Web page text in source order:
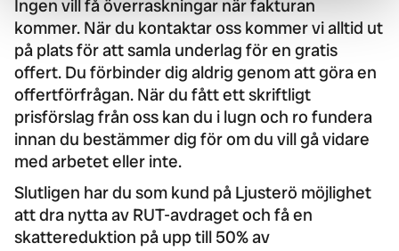
Ingen vill få överraskningar när fakturan
kommer. När du kontaktar oss kommer vi alltid ut
på plats för att samla underlag för en gratis
offert. Du förbinder dig aldrig genom att göra en
offertförfrågan. När du fått ett skriftligt
prisförslag från oss kan du i lugn och ro fundera
innan du bestämmer dig för om du vill gå vidare
med arbetet eller inte.
Slutligen har du som kund på Ljusterö möjlighet
att dra nytta av RUT-avdraget och få en
skattereduktion på upp till 50% av